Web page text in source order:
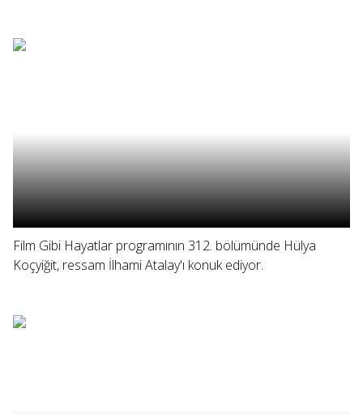
Film Gibi Hayatlar programının 312. bölümünde Hülya
Koçyiğit, ressam İlhami Atalay'ı konuk ediyor.